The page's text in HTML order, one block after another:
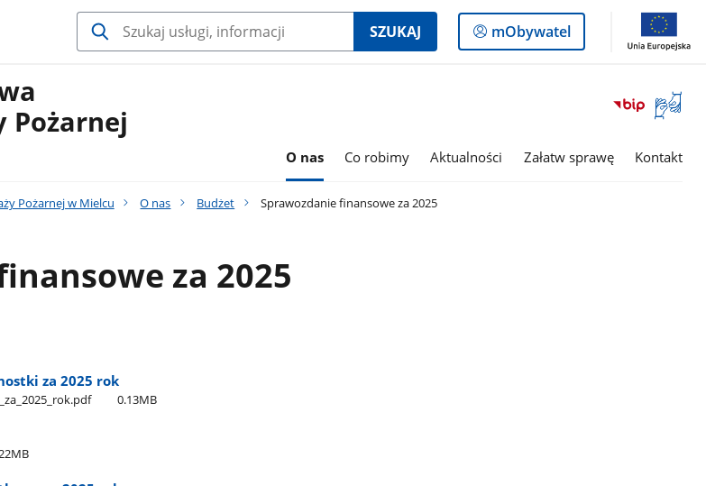
SZUKAJ
Logowanie
do
mObywatel
Otwórz
okno
Pożarnej
O nas Co robimy Aktualności Załatw sprawę Kontakt
Pożarnej w Mielcu O nas Budżet Sprawozdanie finansowe za 2025
za 2025
za 2025 rok
0.13MB